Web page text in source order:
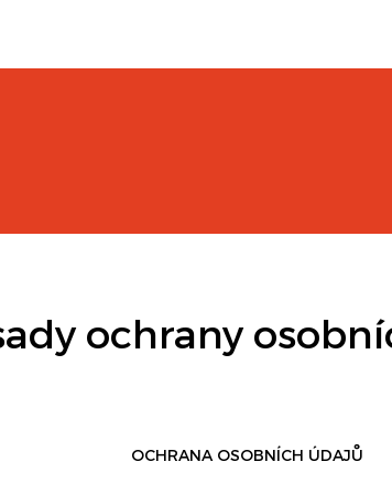
ochrany
OCHRANA OSOBNÍCH ÚDAJŮ